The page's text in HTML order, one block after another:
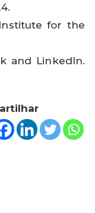
Institute for the
and LinkedIn.